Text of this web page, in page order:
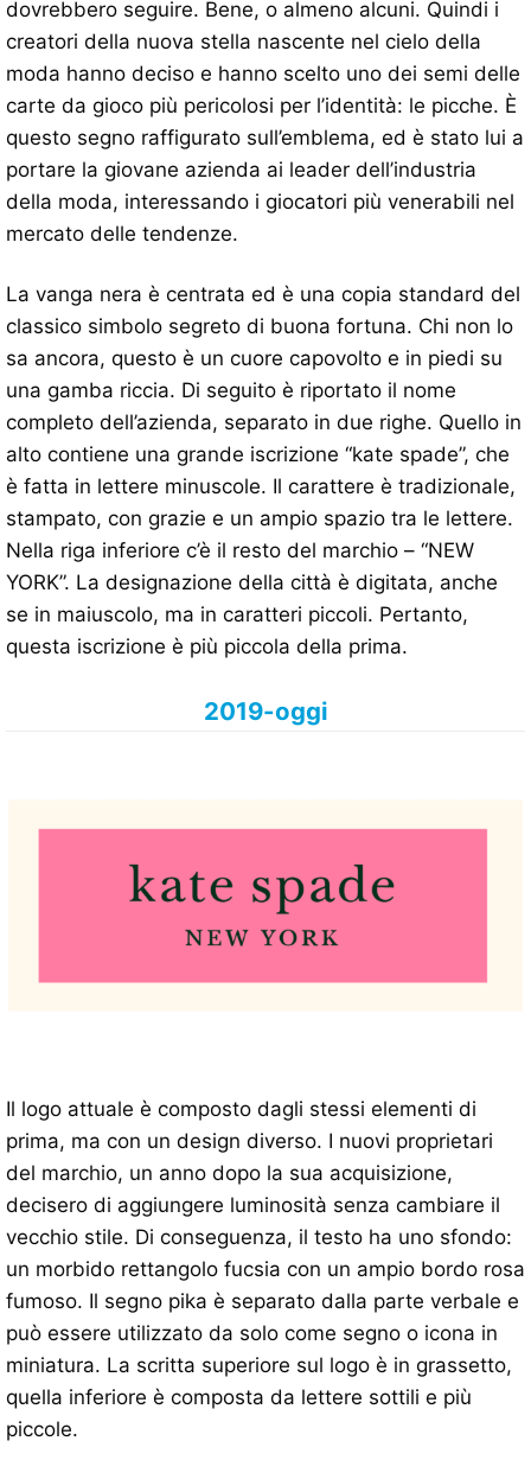
dovrebbero seguire. Bene, o almeno alcuni. Quindi i
creatori della nuova stella nascente nel cielo della
moda hanno deciso e hanno scelto uno dei semi delle
carte da gioco più pericolosi per l’identità: le picche. È
questo segno raffigurato sull’emblema, ed è stato lui a
portare la giovane azienda ai leader dell’industria
della moda, interessando i giocatori più venerabili nel
mercato delle tendenze.
La vanga nera è centrata ed è una copia standard del
classico simbolo segreto di buona fortuna. Chi non lo
sa ancora, questo è un cuore capovolto e in piedi su
una gamba riccia. Di seguito è riportato il nome
completo dell’azienda, separato in due righe. Quello in
alto contiene una grande iscrizione “kate spade”, che
è fatta in lettere minuscole. Il carattere è tradizionale,
stampato, con grazie e un ampio spazio tra le lettere.
Nella riga inferiore c’è il resto del marchio – “NEW
YORK”. La designazione della città è digitata, anche
se in maiuscolo, ma in caratteri piccoli. Pertanto,
questa iscrizione è più piccola della prima.
2019-oggi
Il logo attuale è composto dagli stessi elementi di
prima, ma con un design diverso. I nuovi proprietari
del marchio, un anno dopo la sua acquisizione,
decisero di aggiungere luminosità senza cambiare il
vecchio stile. Di conseguenza, il testo ha uno sfondo:
un morbido rettangolo fucsia con un ampio bordo rosa
fumoso. Il segno pika è separato dalla parte verbale e
può essere utilizzato da solo come segno o icona in
miniatura. La scritta superiore sul logo è in grassetto,
quella inferiore è composta da lettere sottili e più
piccole.